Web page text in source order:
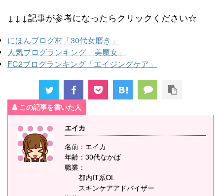
↓↓↓記事が参考になったらクリックください☆
にほんブログ村「30代女磨き」
人気ブログランキング「美魔女」
FC2ブログランキング「エイジングケア」
この記事を書いた人
エイカ
名前：エイカ
年齢：30代なかば
職業：
都内IT系OL
スキンケアアドバイザー